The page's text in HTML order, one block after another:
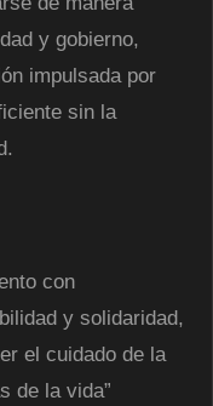
y gobierno,
impulsada por
sin la
con
y solidaridad,
el cuidado de la
de la vida”